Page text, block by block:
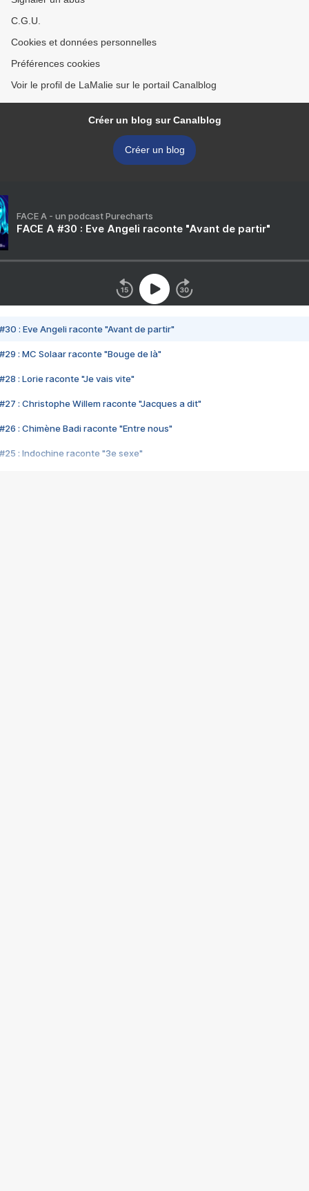
C.G.U.
Cookies et données personnelles
Préférences cookies
Voir le profil de LaMalie sur le portail Canalblog
Créer un blog sur Canalblog
Créer un blog
FACE A - un podcast Purecharts
FACE A #30 : Eve Angeli raconte "Avant de partir"
#30 : Eve Angeli raconte "Avant de partir"
#29 : MC Solaar raconte "Bouge de là"
#28 : Lorie raconte "Je vais vite"
#27 : Christophe Willem raconte "Jacques a dit"
#26 : Chimène Badi raconte "Entre nous"
#25 : Indochine raconte "3e sexe"